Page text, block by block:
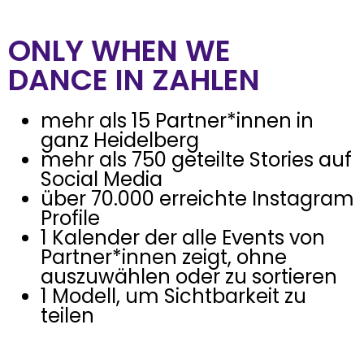
ONLY WHEN WE
DANCE IN ZAHLEN
mehr als 15 Partner*innen in
ganz Heidelberg
mehr als 750 geteilte Stories auf
Social Media
über 70.000 erreichte Instagram
Profile
1 Kalender der alle Events von
Partner*innen zeigt, ohne
auszuwählen oder zu sortieren
1 Modell, um Sichtbarkeit zu
teilen